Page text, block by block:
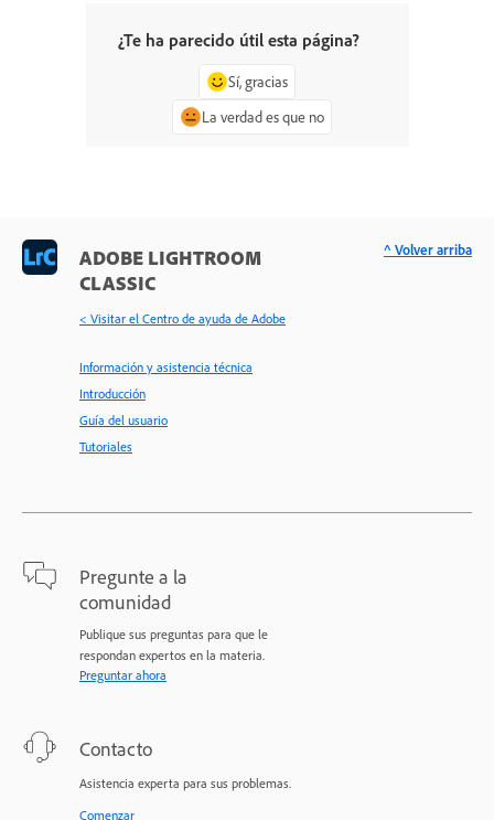
¿Te ha parecido útil esta página?
Sí, gracias
La verdad es que no
ADOBE LIGHTROOM
CLASSIC
< Visitar el Centro de ayuda de Adobe
Información y asistencia técnica
Introducción
Guía del usuario
Tutoriales
Pregunte a la
comunidad
Publique sus preguntas para que le
respondan expertos en la materia.
Preguntar ahora
Contacto
Asistencia experta para sus problemas.
Comenzar
^ Volver arriba